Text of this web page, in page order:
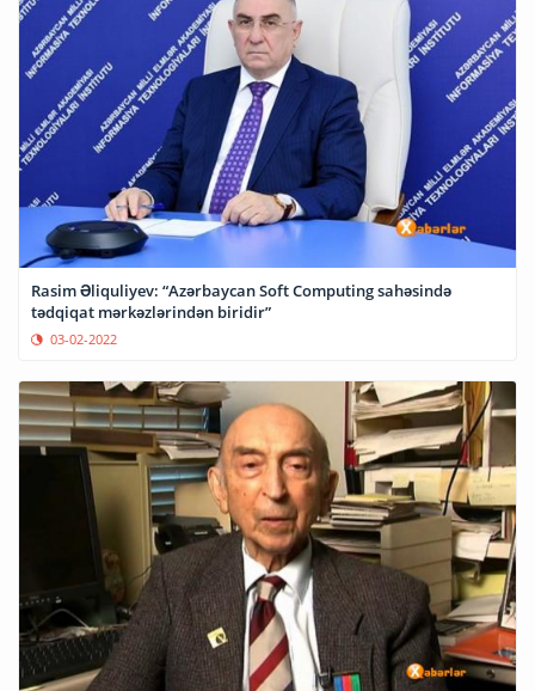
Rasim Əliquliyev: “Azərbaycan Soft Computing sahəsində
tədqiqat mərkəzlərindən biridir”
03-02-2022